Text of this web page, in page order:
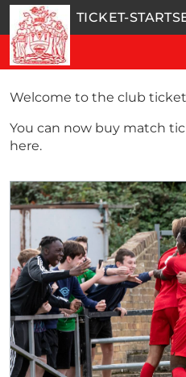
TICKET-
Welcome to the club
You can now buy match
here.